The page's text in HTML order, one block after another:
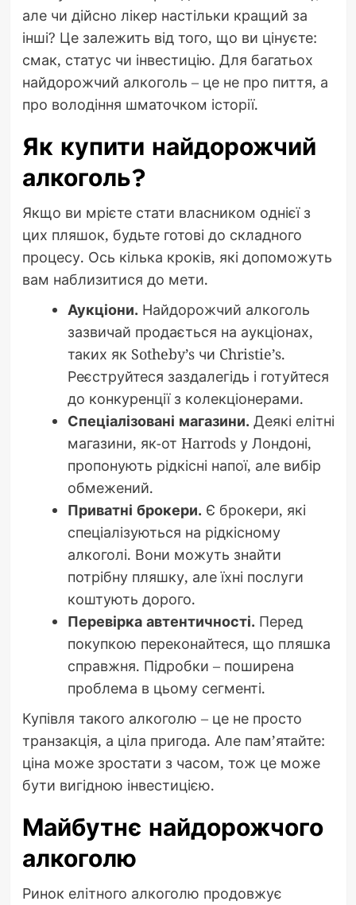
але чи дійсно лікер настільки кращий за
інші? Це залежить від того, що ви цінуєте:
смак, статус чи інвестицію. Для багатьох
найдорожчий алкоголь – це не про пиття, а
про володіння шматочком історії.
Як купити найдорожчий
алкоголь?
Якщо ви мрієте стати власником однієї з
цих пляшок, будьте готові до складного
процесу. Ось кілька кроків, які допоможуть
вам наблизитися до мети.
Аукціони. Найдорожчий алкоголь
зазвичай продається на аукціонах,
таких як Sotheby’s чи Christie’s.
Реєструйтеся заздалегідь і готуйтеся
до конкуренції з колекціонерами.
Спеціалізовані магазини. Деякі елітні
магазини, як-от Harrods у Лондоні,
пропонують рідкісні напої, але вибір
обмежений.
Приватні брокери. Є брокери, які
спеціалізуються на рідкісному
алкоголі. Вони можуть знайти
потрібну пляшку, але їхні послуги
коштують дорого.
Перевірка автентичності. Перед
покупкою переконайтеся, що пляшка
справжня. Підробки – поширена
проблема в цьому сегменті.
Купівля такого алкоголю – це не просто
транзакція, а ціла пригода. Але пам’ятайте:
ціна може зростати з часом, тож це може
бути вигідною інвестицією.
Майбутнє найдорожчого
алкоголю
Ринок елітного алкоголю продовжує